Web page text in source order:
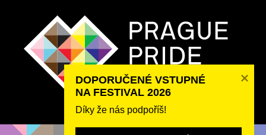
DOPORUČENÉ VSTUPNÉ
NA FESTIVAL 2026
Díky že nás podpoříš!